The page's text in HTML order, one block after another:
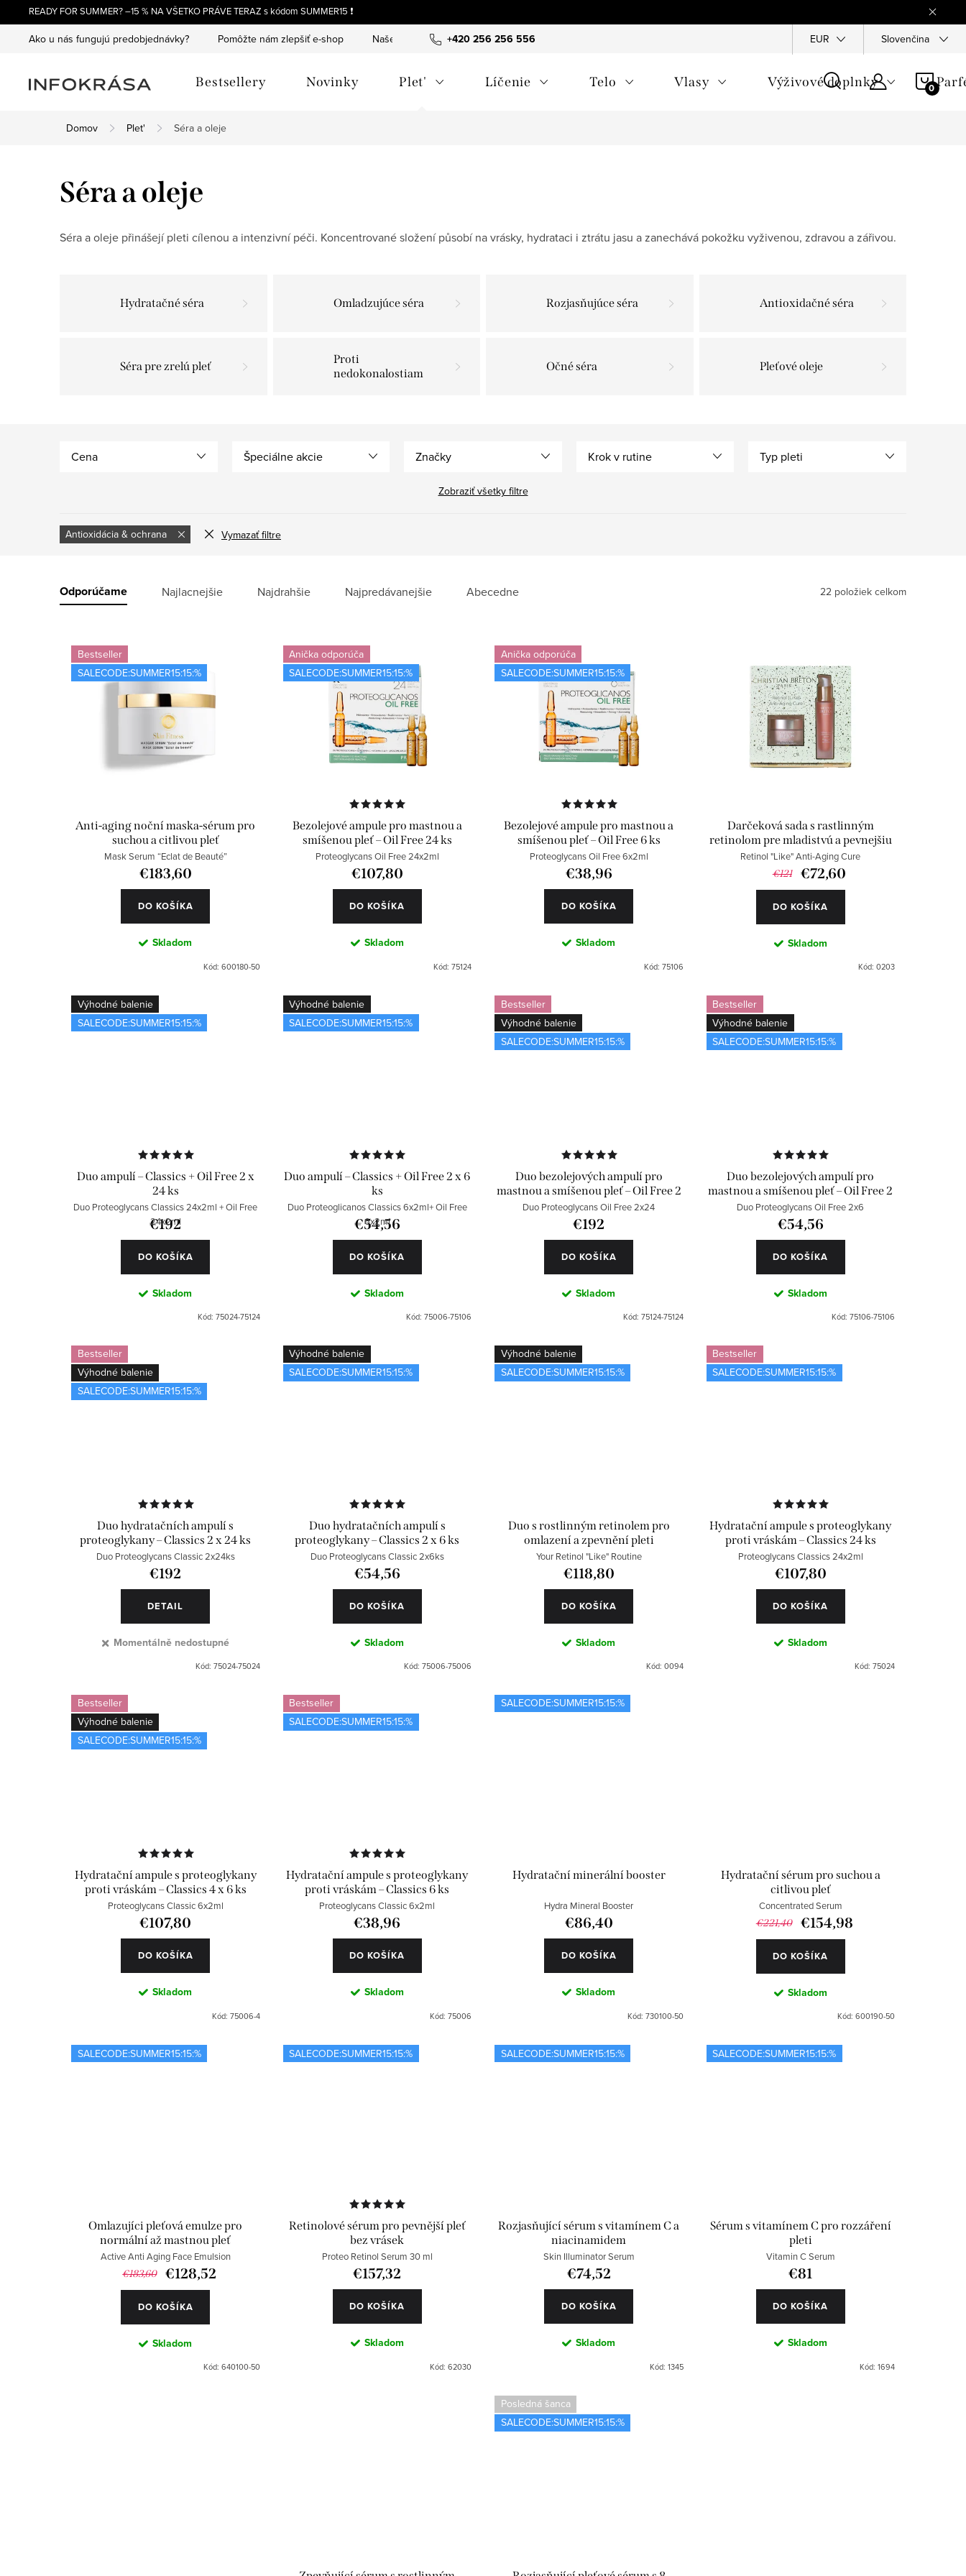
na
obsah
READY FOR SUMMER? –15 % NA VŠETKO PRÁVE TERAZ s kódom SUMMER15 ❗
+420 256 256 556
Ako u nás fungujú predobjednávky? Pomôžte nám zlepšiť e-shop Naše tipy a príbehy O nás Ochrana osobních údajů Všeobecné
EUR Slovenčina
Bestsellery Novinky Plet' Líčenie Telo Vlasy Výživové doplnky
Domov Plet' Séra a oleje
Séra a oleje
Séra a oleje přinášejí pleti cílenou a intenzivní péči. Koncentrované složení působí na vrásky, hydrataci i ztrátu jasu a zanechává pokožku vyživenou, zdravou a zářivou.
Hydratačné séra Omladzujúce séra Rozjasňujúce séra Antioxidačné séra
Séra pre zrelú pleť
Proti
nedokonalostiam
Očné séra Pleťové oleje
Cena Špeciálne akcie Značky Krok v rutine Typ pleti
Zobraziť všetky filtre
Antioxidácia & ochrana Vymazať filtre
ý
R
d
o
Odporúčame Najlacnejšie Najdrahšie Najpredávanejšie Abecedne 22 položiek celkom
Bestseller
SALECODE:SUMMER15:15:%
Anti-aging noční maska-sérum pro
suchou a citlivou pleť
Mask Serum “Eclat de Beauté”
€183,60
DO KOŠÍKA
Skladom
Kód: 600180-50
Anička odporúča
SALECODE:SUMMER15:15:%
Bezolejové ampule pro mastnou a
smíšenou pleť – Oil Free 24 ks
Proteoglycans Oil Free 24x2ml
€107,80
DO KOŠÍKA
Skladom
Kód: 75124
Anička odporúča
SALECODE:SUMMER15:15:%
Bezolejové ampule pro mastnou a
smíšenou pleť – Oil Free 6 ks
Proteoglycans Oil Free 6x2ml
€38,96
DO KOŠÍKA
Skladom
Kód: 75106
Darčeková sada s rastlinným
retinolom pre mladistvú a pevnejšiu
pleť
Retinol "Like" Anti-Aging Cure
€121 €72,60
DO KOŠÍKA
Skladom
Kód: 0203
Výhodné balenie
SALECODE:SUMMER15:15:%
Duo ampulí – Classics + Oil Free 2 x
24 ks
Duo Proteoglycans Classics 24x2ml + Oil Free
24x2ml
€192
DO KOŠÍKA
Skladom
Kód: 75024-75124
Výhodné balenie
SALECODE:SUMMER15:15:%
Duo ampulí – Classics + Oil Free 2 x 6
ks
Duo Proteoglicanos Classics 6x2ml+ Oil Free
6x2ml
€54,56
DO KOŠÍKA
Skladom
Kód: 75006-75106
Bestseller
Výhodné balenie
SALECODE:SUMMER15:15:%
Duo bezolejových ampulí pro
mastnou a smíšenou pleť – Oil Free 2
x 24 ks
Duo Proteoglycans Oil Free 2x24
€192
DO KOŠÍKA
Skladom
Kód: 75124-75124
Bestseller
Výhodné balenie
SALECODE:SUMMER15:15:%
Duo bezolejových ampulí pro
mastnou a smíšenou pleť – Oil Free 2
x 6 ks
Duo Proteoglycans Oil Free 2x6
€54,56
DO KOŠÍKA
Skladom
Kód: 75106-75106
Bestseller
Výhodné balenie
SALECODE:SUMMER15:15:%
Duo hydratačních ampulí s
proteoglykany – Classics 2 x 24 ks
Duo Proteoglycans Classic 2x24ks
€192
DETAIL
Momentálně nedostupné
Kód: 75024-75024
Výhodné balenie
SALECODE:SUMMER15:15:%
Duo hydratačních ampulí s
proteoglykany – Classics 2 x 6 ks
Duo Proteoglycans Classic 2x6ks
€54,56
DO KOŠÍKA
Skladom
Kód: 75006-75006
Výhodné balenie
SALECODE:SUMMER15:15:%
Duo s rostlinným retinolem pro
omlazení a zpevnění pleti
Your Retinol "Like" Routine
€118,80
DO KOŠÍKA
Skladom
Kód: 0094
Bestseller
SALECODE:SUMMER15:15:%
Hydratační ampule s proteoglykany
proti vráskám – Classics 24 ks
Proteoglycans Classics 24x2ml
€107,80
DO KOŠÍKA
Skladom
Kód: 75024
Bestseller
Výhodné balenie
SALECODE:SUMMER15:15:%
Hydratační ampule s proteoglykany
proti vráskám – Classics 4 x 6 ks
Proteoglycans Classic 6x2ml
€107,80
DO KOŠÍKA
Skladom
Kód: 75006-4
Bestseller
SALECODE:SUMMER15:15:%
Hydratační ampule s proteoglykany
proti vráskám – Classics 6 ks
Proteoglycans Classic 6x2ml
€38,96
DO KOŠÍKA
Skladom
Kód: 75006
SALECODE:SUMMER15:15:%
Hydratační minerální booster
Hydra Mineral Booster
€86,40
DO KOŠÍKA
Skladom
Kód: 730100-50
Hydratační sérum pro suchou a
citlivou pleť
Concentrated Serum
€221,40 €154,98
DO KOŠÍKA
Skladom
Kód: 600190-50
SALECODE:SUMMER15:15:%
Omlazujíci pleťová emulze pro
normální až mastnou pleť
Active Anti Aging Face Emulsion
€183,60 €128,52
DO KOŠÍKA
Skladom
Kód: 640100-50
SALECODE:SUMMER15:15:%
Retinolové sérum pro pevnější pleť
bez vrásek
Proteo Retinol Serum 30 ml
€157,32
DO KOŠÍKA
Skladom
Kód: 62030
SALECODE:SUMMER15:15:%
Rozjasňující sérum s vitamínem C a
niacinamidem
Skin Illuminator Serum
€74,52
DO KOŠÍKA
Skladom
Kód: 1345
SALECODE:SUMMER15:15:%
Sérum s vitamínem C pro rozzáření
pleti
Vitamin C Serum
€81
DO KOŠÍKA
Skladom
Kód: 1694
Posledná šanca
SALECODE:SUMMER15:15:%